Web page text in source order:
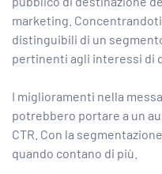
marketing.
distinguibili di un
pertinenti agli interessi di
I miglioramenti nella
potrebbero portare a un
CTR. Con la
quando contano di più.